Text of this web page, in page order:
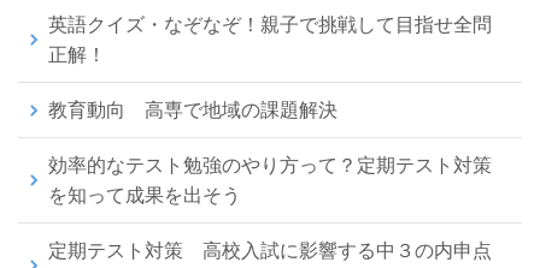
英語クイズ・なぞなぞ！親子で挑戦して目指せ全問
正解！
教育動向 高専で地域の課題解決
効率的なテスト勉強のやり方って？定期テスト対策
を知って成果を出そう
定期テスト対策 高校入試に影響する中３の内申点